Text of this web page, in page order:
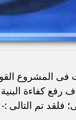
فى المشروع
كفاءة البنية
فلقد تم التالى :-